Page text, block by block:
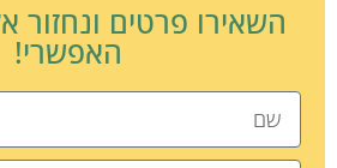
השאירו פרטים ונחזור
האפשרי!